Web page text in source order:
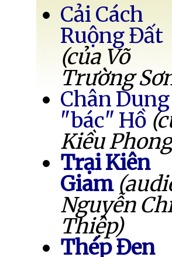
Cải Cách
Ruộng Đất
(của Võ
Trường
Chân Dung
"bác" Hồ
Kiều
Trại Kiên
Giam
Nguyễn
Thiệp)
Thép Đen